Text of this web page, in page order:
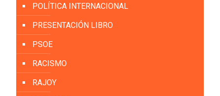
POLÍTICA INTERNACIONAL
PRESENTACIÓN LIBRO
PSOE
RACISMO
RAJOY